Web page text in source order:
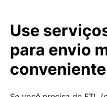
Use
para envio
conveniente